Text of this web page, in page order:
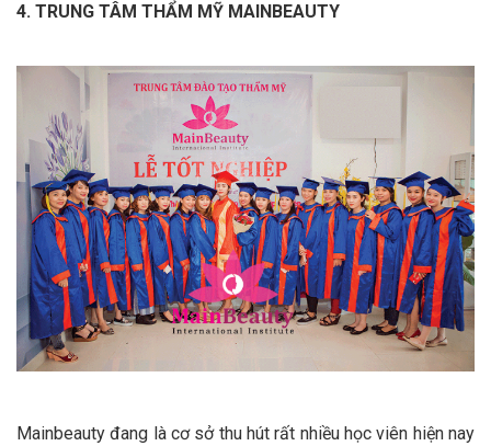
4. TRUNG TÂM THẨM MỸ MAINBEAUTY
Mainbeauty đang là cơ sở thu hút rất nhiều học viên hiện nay